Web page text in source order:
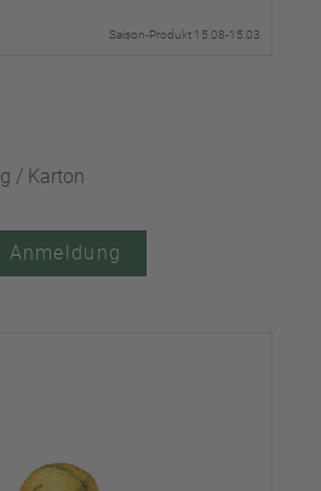
Saison-Produkt 15.08-15.03
/ Karton
Anmeldung